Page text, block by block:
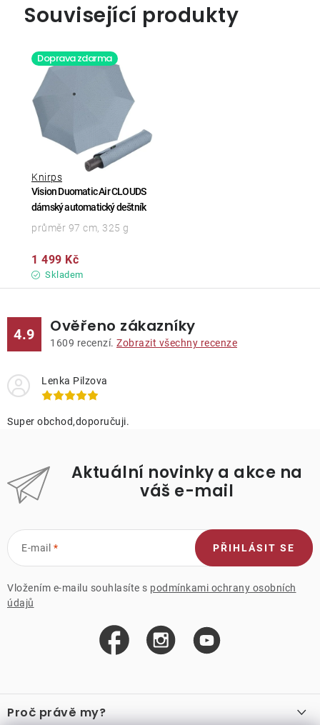
Související produkty
Doprava zdarma
Vision Duomatic Air CLOUDS
dámský automatický deštník
Knirps
Skladem
1 499 Kč
průměr 97 cm, 325 g
4.9 Ověřeno zákazníky
1609 recenzí. Zobrazit všechny recenze
Lenka Pilzova
Super obchod,doporučuji.
Aktuální novinky a akce na
váš e-mail
E-mail
Vložením e-mailu souhlasíte s podmínkami ochrany osobních
údajů
PŘIHLÁSIT SE
á
pProč právě my?